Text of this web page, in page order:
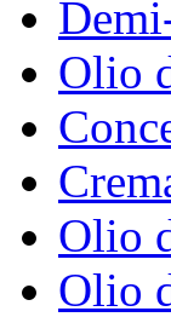
Olio
Olio
Olio